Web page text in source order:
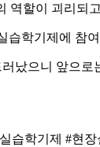
역할이 괴리되
습학기제에 참
났으니 앞으
습학기제 #현